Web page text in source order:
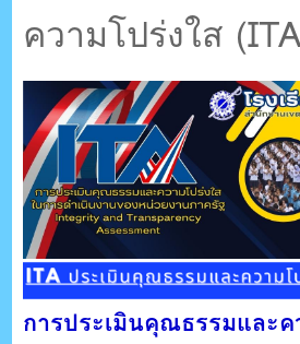
ระบบบริหารจัดการเว็บไซต์ (CMS) ด้วย
ความโปร่งใส
การประเมินคุณธรรมและค